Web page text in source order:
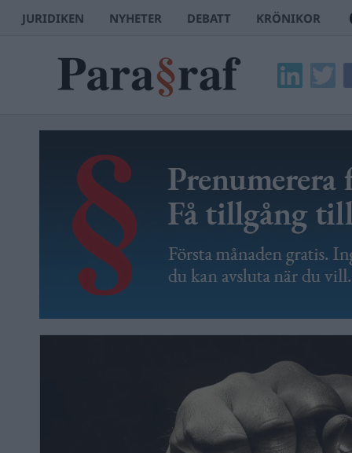
JURIDIKEN NYHETER DEBATT KRÖNIKOR